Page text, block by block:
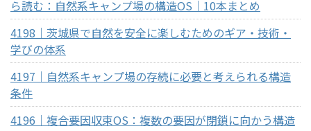
ら読む：自然系キャンプ場の構造OS｜10本まとめ
4198｜茨城県で自然を安全に楽しむためのギア・技術・
学びの体系
4197｜自然系キャンプ場の存続に必要と考えられる構造
条件
4196｜複合要因収束OS：複数の要因が閉鎖に向かう構造